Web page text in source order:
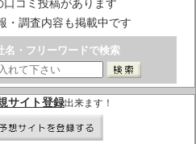
口コミ投稿があります
・調査内容も掲載中です
名・フリーワードで検索
サイト登録出来ます！